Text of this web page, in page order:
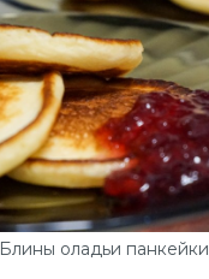
Блины оладьи панкейки